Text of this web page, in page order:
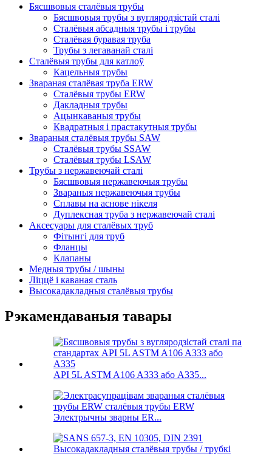
Бясшвовыя сталёвыя трубы
Бясшвовыя трубы з вугляродзістай сталі
Сталёвыя абсадныя трубы і трубы
Сталёвая буравая труба
Трубы з легаванай сталі
Сталёвыя трубы для катлоў
Кацельныя трубы
Звараная сталёвая труба ERW
Сталёвыя трубы ERW
Дакладныя трубы
Ацынкаваныя трубы
Квадратныя і прастакутныя трубы
Звараныя сталёвыя трубы SAW
Сталёвыя трубы SSAW
Сталёвыя трубы LSAW
Трубы з нержавеючай сталі
Бясшвовыя нержавеючыя трубы
Звараныя нержавеючыя трубы
Сплавы на аснове нікеля
Дуплексная труба з нержавеючай сталі
Аксесуары для сталёвых труб
Фітынгі для труб
Фланцы
Клапаны
Медныя трубы / шыны
Ліццё і каваная сталь
Высокадакладныя сталёвыя трубы
Рэкамендаваныя тавары
API 5L ASTM A106 A333 або A335...
Электрычны зварны ER...